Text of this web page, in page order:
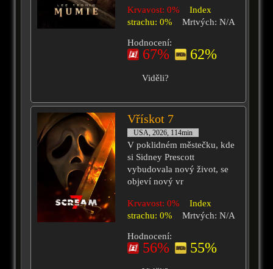
Krvavost: 0%
Index
strachu: 0%
Mrtvých: N/A
Hodnocení:
67% 62%
Viděli?
Vřískot 7
USA, 2026, 114min
V poklidném městečku, kde
si Sidney Prescott
vybudovala nový život, se
objeví nový vr
Krvavost: 0%
Index
strachu: 0%
Mrtvých: N/A
Hodnocení:
56% 55%